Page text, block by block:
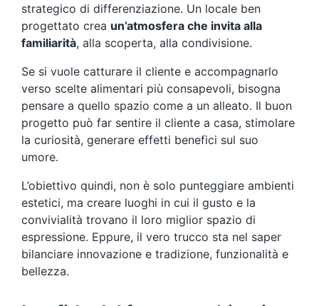
strategico di differenziazione. Un locale ben
progettato crea un’atmosfera che invita alla
familiarità, alla scoperta, alla condivisione.
Se si vuole catturare il cliente e accompagnarlo
verso scelte alimentari più consapevoli, bisogna
pensare a quello spazio come a un alleato. Il buon
progetto può far sentire il cliente a casa, stimolare
la curiosità, generare effetti benefici sul suo
umore.
L’obiettivo quindi, non è solo punteggiare ambienti
estetici, ma creare luoghi in cui il gusto e la
convivialità trovano il loro miglior spazio di
espressione. Eppure, il vero trucco sta nel saper
bilanciare innovazione e tradizione, funzionalità e
bellezza.